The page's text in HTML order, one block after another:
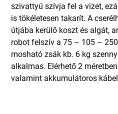
szivattyú szívja fel a vizet,
is tökéletesen takarít. A
útjába kerülő koszt és algát,
robot felszív a 75 – 105 –
mosható zsák kb. 6 kg
alkalmas. Elérhető 2
valamint akkumulátoros